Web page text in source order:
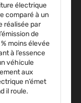
électrique
comparé à un
réalisée par
de
moins élevée
à l’essence
véhicule
aux
n’émet
il roule.